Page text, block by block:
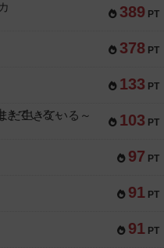
389 PT
378 PT
133 PT
103 PT
だ生きている～
97 PT
91 PT
91 PT